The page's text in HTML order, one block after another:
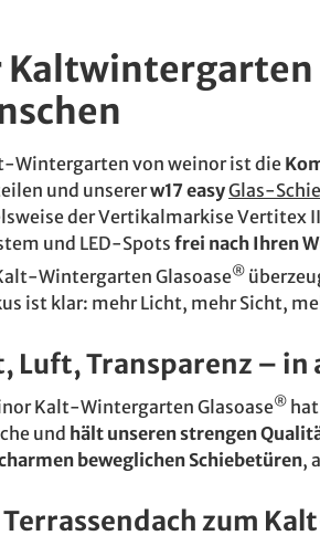
Kaltwintergarten
Wintergarten von weinor ist die
und unsererw17 easyGlas-
der Vertikalmarkise Vertitex
und LED-Spots frei nach Ihren
Wintergarten Glasoase®
ist klar: mehr Licht, mehr Sicht,
Luft, Transparenz –
Kalt-Wintergarten Glasoase®
und hält unseren strengen
beweglichen Schiebetüren,
Terrassendach zum